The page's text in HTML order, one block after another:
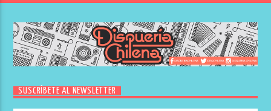
SUSCRÍBETE AL NEWSLETTER